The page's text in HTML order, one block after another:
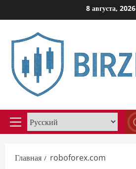
к
содержимому
8 августа, 2026
Основное
Главная roboforex.com